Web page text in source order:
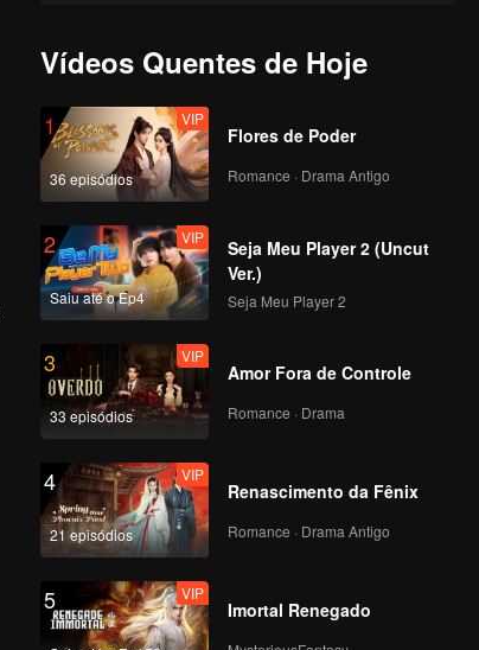
Vídeos Quentes de Hoje
1
36 episódios
VIP
Flores de Poder
Romance · Drama Antigo
2
Saiu até o Ep4
VIP
Seja Meu Player 2 (Uncut
Ver.)
Seja Meu Player 2
3
33 episódios
VIP
Amor Fora de Controle
Romance · Drama
4
21 episódios
VIP
Renascimento da Fênix
Romance · Drama Antigo
5 VIP
Imortal Renegado